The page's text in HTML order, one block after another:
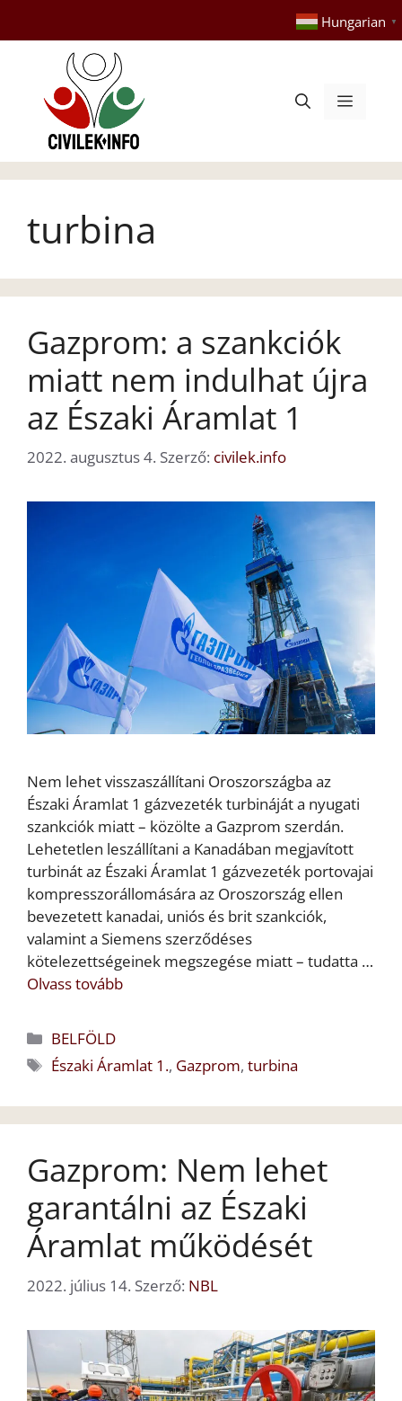
tartalomba
Hungarian ▼
Menü
turbina
Gazprom: a szankciók
miatt nem indulhat újra
az Északi Áramlat 1
2022. augusztus 4. Szerző: civilek.info
Nem lehet visszaszállítani Oroszországba az
Északi Áramlat 1 gázvezeték turbináját a nyugati
szankciók miatt – közölte a Gazprom szerdán.
Lehetetlen leszállítani a Kanadában megjavított
turbinát az Északi Áramlat 1 gázvezeték portovajai
kompresszorállomására az Oroszország ellen
bevezetett kanadai, uniós és brit szankciók,
valamint a Siemens szerződéses
kötelezettségeinek megszegése miatt – tudatta …
Olvass tovább
Kategória
BELFÖLD
Címkék
Északi Áramlat 1., Gazprom,turbina
Gazprom: Nem lehet
garantálni az Északi
Áramlat működését
2022. július 14. Szerző: NBL